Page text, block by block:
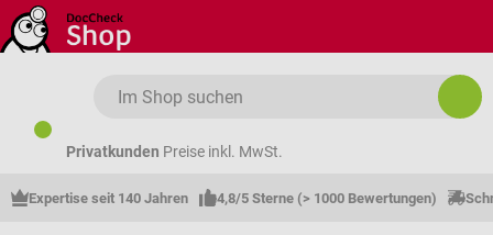
Zum Hauptinhalt springen
Privatkunden Preise inkl. MwSt.
Expertise seit 140 Jahren 4,8/5 Sterne (> 1000 Bewertungen)